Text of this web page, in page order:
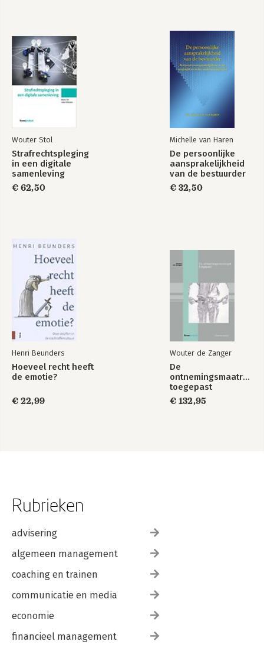
4.9 Beheersing (via maatregelen) versus rechtsstatelijkheid
(van de straf) 124
4.10 Burgerschapsplichten voor de justitiabele bij wetsnaleving
en tijdens detentie 130
4.11 Burgerschapsrechten versus overheidsplichten in een
informatiegemeenschap 135
4.12 Vergelding van onrecht en een verkavelde
rechtshandhaving in de eenentwintigste eeuw zonder justitie?
vergelding en de straf 166
5. Terugkeer naar de schuld. Schuld revisited 173
5.1 Het schuldoordeel en een sterkere fixatie op het straffen
overtuigingsdaders 180
5.4 De kwaliteit van de straf komt tot uitdrukking in de executie
5.5 De inbewaringstelling van veroordeelden na afloop van de
straf 192
5.6 Samenvatting: jammerklacht over of loflied op de schuld?
Wouter Stol
Strafrechtspleging
in een digitale
samenleving
€ 62,50
Michelle van Haren
De persoonlijke
aansprakelijkheid
van de bestuurder
€ 32,50
Henri Beunders
Hoeveel recht heeft
de emotie?
€ 22,99
Wouter de Zanger
De
ontnemingsmaatregel
toegepast
€ 132,95
Rubrieken
advisering
algemeen management
coaching en trainen
communicatie en media
economie
financieel management